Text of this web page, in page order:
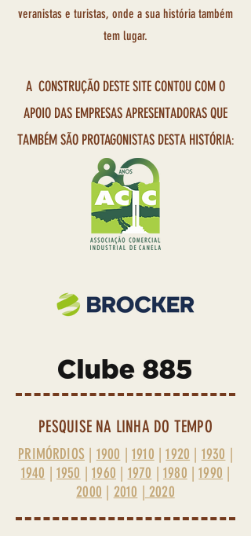
veranistas e turistas, onde a sua história também
tem lugar.
A CONSTRUÇÃO DESTE SITE CONTOU COM O
APOIO DAS EMPRESAS APRESENTADORAS QUE
TAMBÉM SÃO PROTAGONISTAS DESTA HISTÓRIA:
PESQUISE NA LINHA DO TEMPO
PRIMÓRDIOS | 1900 | 1910 |1920 | 1930 |
1940 | 1950 |1960 | 1970 | 1980 |1990 |
2000 | 2010 | 2020